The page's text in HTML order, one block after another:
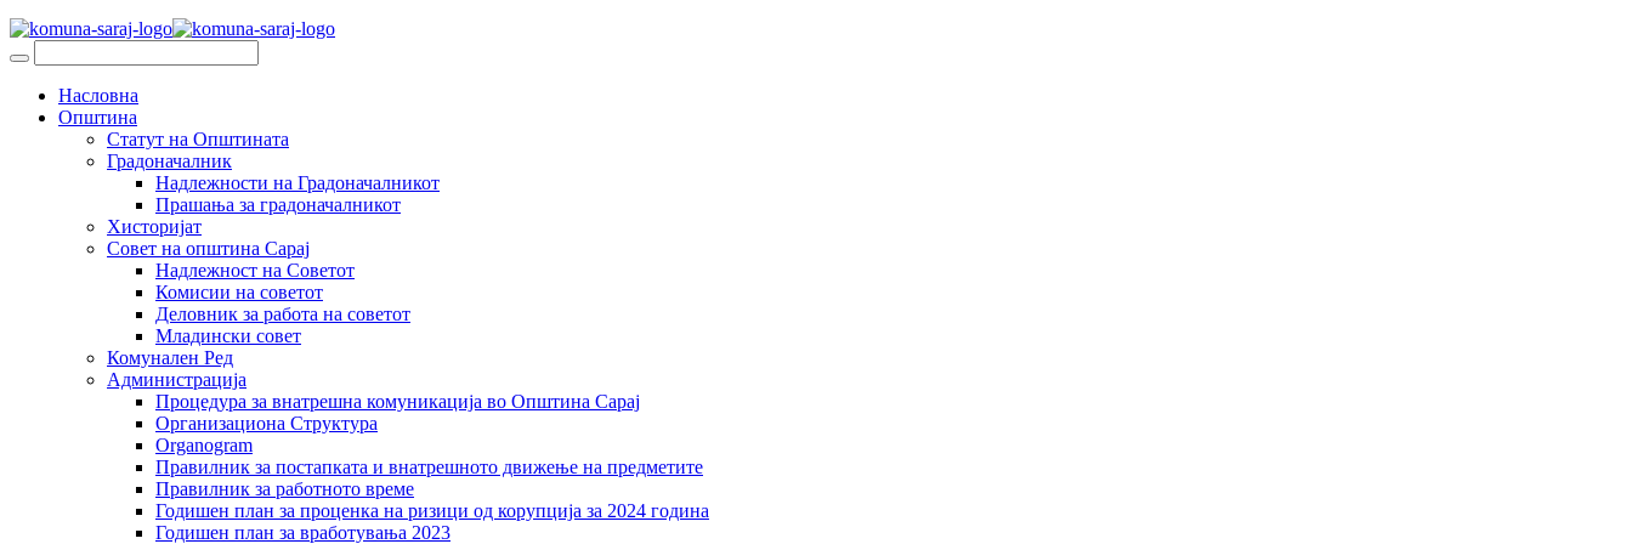
Насловна
Општина
Статут на Општината
Градоначалник
Надлежности на Градоначалникот
Прашања за градоначалникот
Хисторијат
Совет на општина Сарај
Надлежност на Советот
Комисии на советот
Деловник за работа на советот
Младински совет
Комунален Ред
Администрација
Процедура за внатрешна комуникација во Општина Сарај
Организациона Структура
Organogram
Правилник за постапката и внатрешното движење на предметите
Правилник за работното време
Годишен план за проценка на ризици од корупција за 2024 година
Годишен план за вработувања 2023